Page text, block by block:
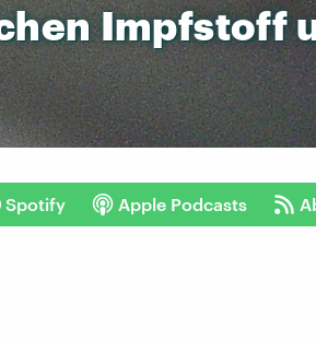
Impfstoff
Spotify Apple Podcasts